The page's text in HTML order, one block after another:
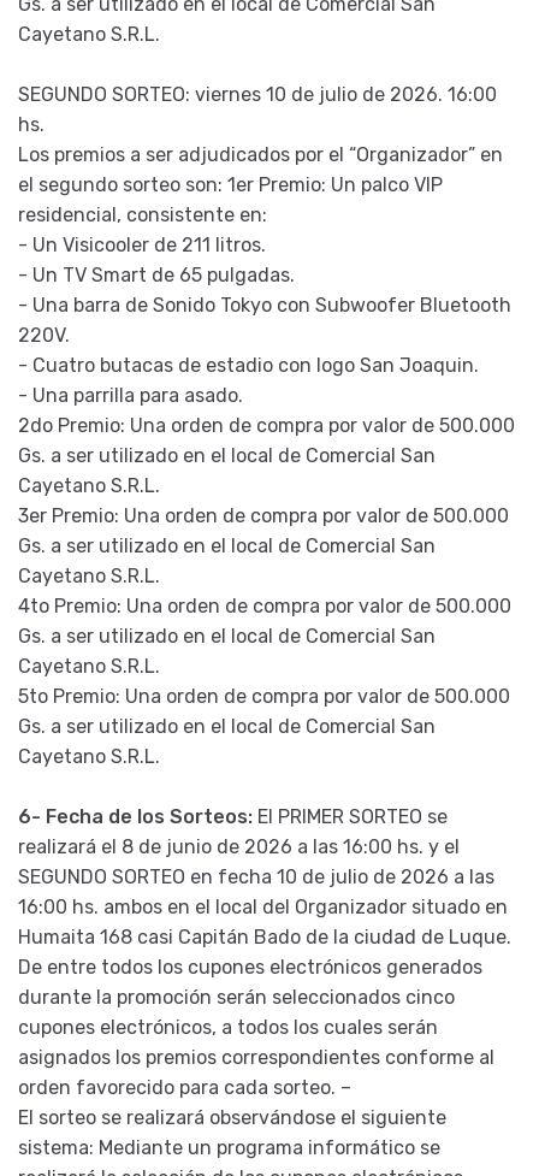
Cayetano S.R.L.
SEGUNDO SORTEO: viernes 10 de julio de 2026. 16:00
hs.
Los premios a ser adjudicados por el “Organizador” en
el segundo sorteo son: 1er Premio: Un palco VIP
residencial, consistente en:
- Un Visicooler de 211 litros.
- Un TV Smart de 65 pulgadas.
- Una barra de Sonido Tokyo con Subwoofer Bluetooth
220V.
- Cuatro butacas de estadio con logo San Joaquin.
- Una parrilla para asado.
2do Premio: Una orden de compra por valor de 500.000
Gs. a ser utilizado en el local de Comercial San
Cayetano S.R.L.
3er Premio: Una orden de compra por valor de 500.000
Gs. a ser utilizado en el local de Comercial San
Cayetano S.R.L.
4to Premio: Una orden de compra por valor de 500.000
Gs. a ser utilizado en el local de Comercial San
Cayetano S.R.L.
5to Premio: Una orden de compra por valor de 500.000
Gs. a ser utilizado en el local de Comercial San
Cayetano S.R.L.
6- Fecha de los Sorteos: El PRIMER SORTEO se
realizará el 8 de junio de 2026 a las 16:00 hs. y el
SEGUNDO SORTEO en fecha 10 de julio de 2026 a las
16:00 hs. ambos en el local del Organizador situado en
Humaita 168 casi Capitán Bado de la ciudad de Luque.
De entre todos los cupones electrónicos generados
durante la promoción serán seleccionados cinco
cupones electrónicos, a todos los cuales serán
asignados los premios correspondientes conforme al
orden favorecido para cada sorteo. –
El sorteo se realizará observándose el siguiente
sistema: Mediante un programa informático se